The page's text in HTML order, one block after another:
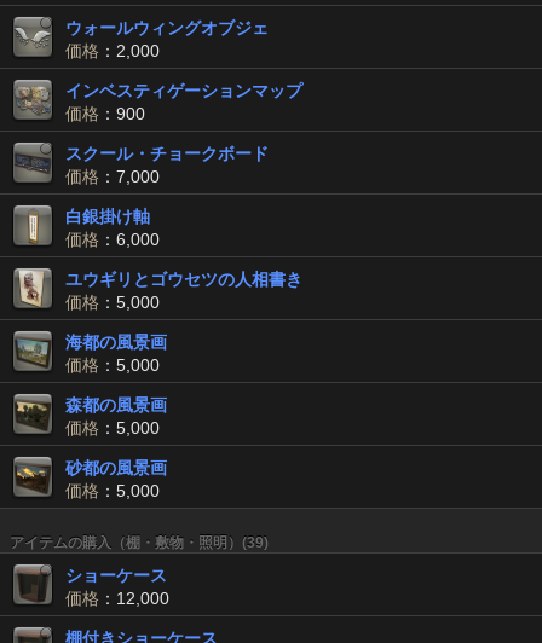
ウォールウィングオブジェ
価格 ：2,000
インベスティゲーションマップ
価格 ：900
スクール・チョークボード
価格 ：7,000
白銀掛け軸
価格 ：6,000
ユウギリとゴウセツの人相書き
価格 ：5,000
海都の風景画
価格 ：5,000
森都の風景画
価格 ：5,000
砂都の風景画
価格 ：5,000
アイテムの購入（棚・敷物・照明）(39)
ショーケース
価格 ：12,000
棚付きショーケース